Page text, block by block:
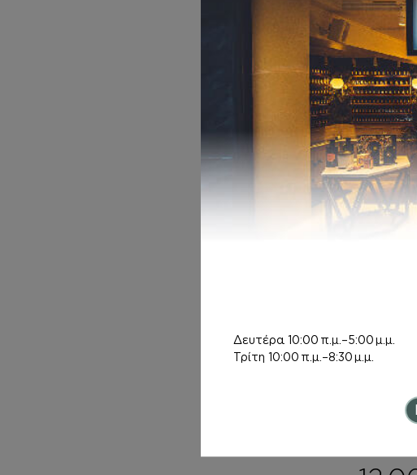
BODY BUTTER
Inspired by ROSE
PRICK
15,00€
HAND
Inspired
PRICK
7,50
Inspired by ROSE
PRICK
BODY
Inspired
Δευτέρα 10:00 π.μ.–5:00 μ.μ.
Τρίτη 10:00 π.μ.–8:30 μ.μ.